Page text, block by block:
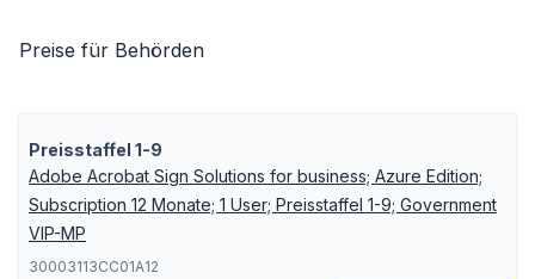
Preise für Behörden
Preisstaffel 1-9
Adobe Acrobat Sign Solutions for business; Azure Edition;
Subscription 12 Monate; 1 User; Preisstaffel 1-9; Government
VIP-MP
30003113CC01A12